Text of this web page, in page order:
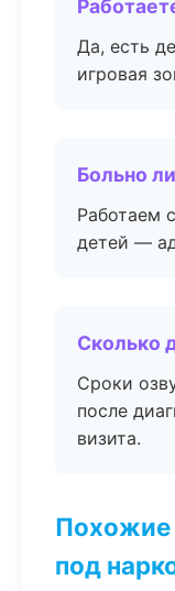
Да, есть
игровая
Больно
Работаем
детей —
Сколько
Сроки
после
визита.
Похожие
под